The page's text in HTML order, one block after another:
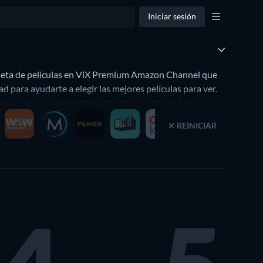
Iniciar sesión
de películas en ViX Premium Amazon Channel que
para ayudarte a elegir las mejores películas para ver.
para encontrar películas o series en base a tus
REINICIAR